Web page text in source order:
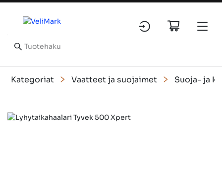
Kategoriat Vaatteet ja suojaimet Suoja- ja
Slide 1 of 5